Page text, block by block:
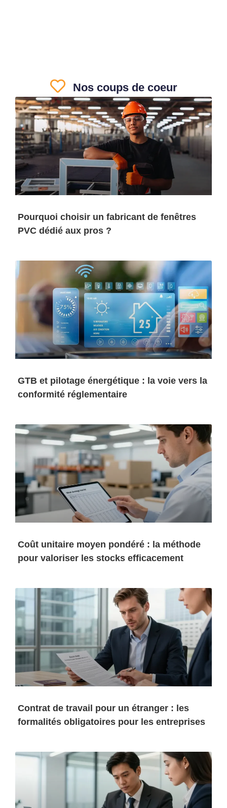
Nos coups de coeur
Pourquoi choisir un fabricant de fenêtres
PVC dédié aux pros ?
GTB et pilotage énergétique : la voie vers la
conformité réglementaire
Coût unitaire moyen pondéré : la méthode
pour valoriser les stocks efficacement
Contrat de travail pour un étranger : les
formalités obligatoires pour les entreprises